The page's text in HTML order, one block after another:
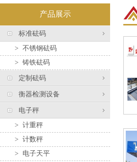
产品展示
标准砝码
> 不锈钢砝码
> 铸铁砝码
定制砝码
衡器检测设备
电子秤
> 计重秤
> 计数秤
> 电子天平